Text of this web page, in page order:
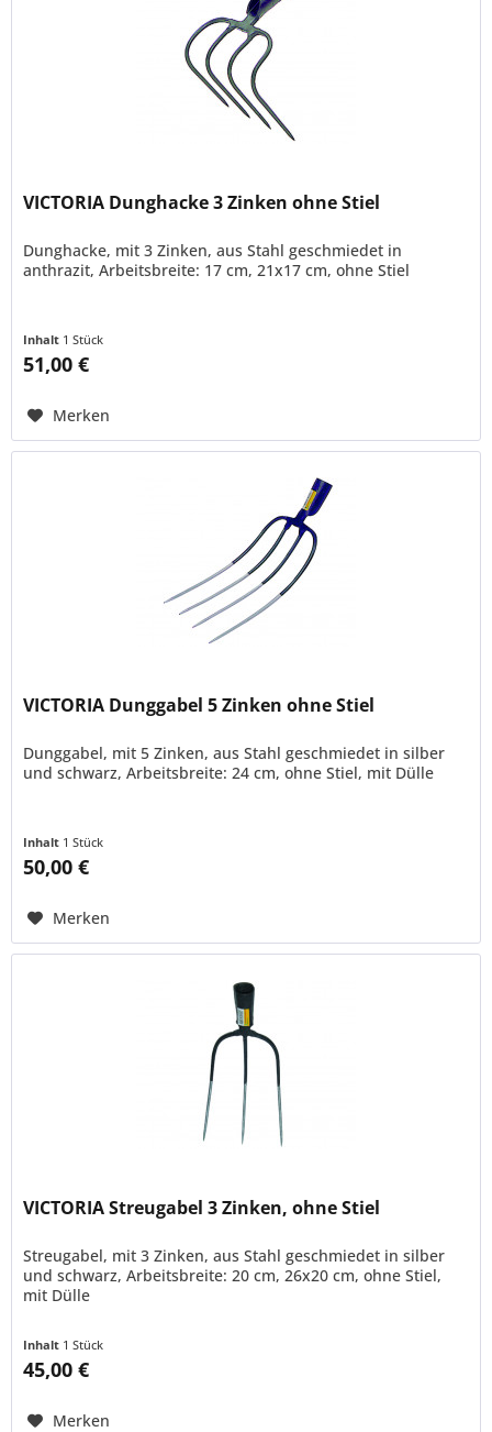
VICTORIA Dunghacke 3 Zinken ohne Stiel
Dunghacke, mit 3 Zinken, aus Stahl geschmiedet in
anthrazit, Arbeitsbreite: 17 cm, 21x17 cm, ohne Stiel
Inhalt 1 Stück
51,00 €
Merken
VICTORIA Dunggabel 5 Zinken ohne Stiel
Dunggabel, mit 5 Zinken, aus Stahl geschmiedet in silber
und schwarz, Arbeitsbreite: 24 cm, ohne Stiel, mit Dülle
Inhalt 1 Stück
50,00 €
Merken
VICTORIA Streugabel 3 Zinken, ohne Stiel
Streugabel, mit 3 Zinken, aus Stahl geschmiedet in silber
und schwarz, Arbeitsbreite: 20 cm, 26x20 cm, ohne Stiel,
mit Dülle
Inhalt 1 Stück
45,00 €
Merken